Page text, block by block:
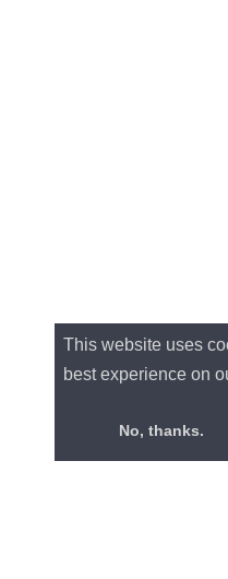
This website uses
best experience on
No, thanks.